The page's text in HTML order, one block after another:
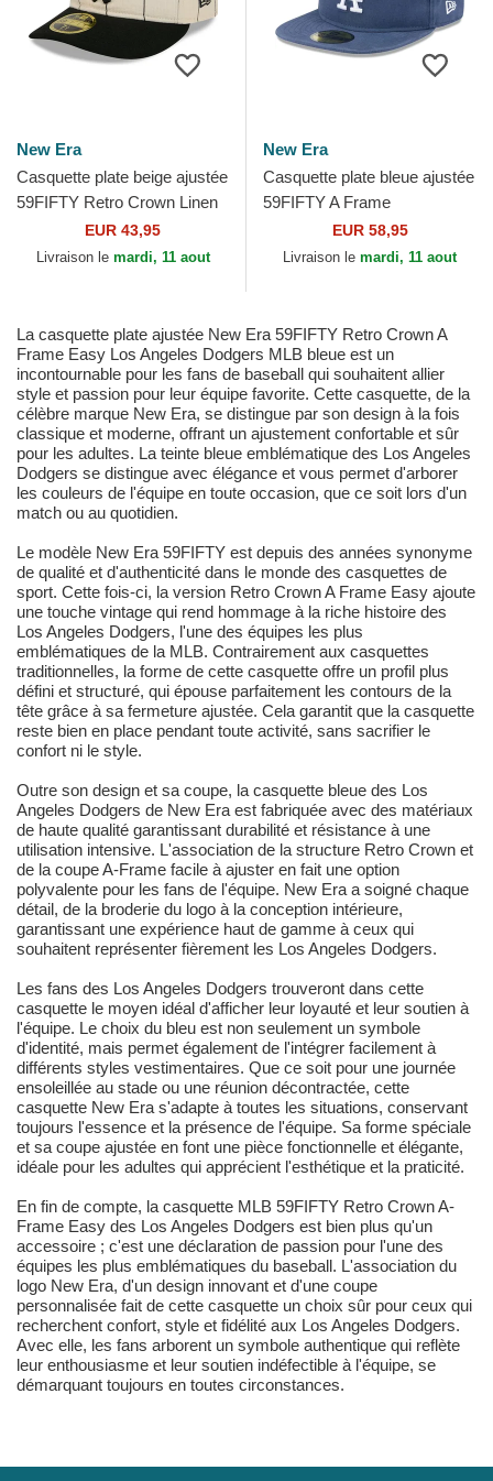
New Era
Casquette plate beige ajustée
59FIFTY Retro Crown Linen
Chicago White Sox MLB
New Era
EUR 43,95
Livraison le mardi, 11 aout
New Era
Casquette plate bleue ajustée
59FIFTY A Frame
Championship Side Flag Los
Angeles Dodgers MLB New
EUR 58,95
Livraison le mardi, 11 aout
La casquette plate ajustée New Era 59FIFTY Retro Crown A
Frame Easy Los Angeles Dodgers MLB bleue est un
incontournable pour les fans de baseball qui souhaitent allier
style et passion pour leur équipe favorite. Cette casquette, de la
célèbre marque New Era, se distingue par son design à la fois
classique et moderne, offrant un ajustement confortable et sûr
pour les adultes. La teinte bleue emblématique des Los Angeles
Dodgers se distingue avec élégance et vous permet d'arborer
les couleurs de l'équipe en toute occasion, que ce soit lors d'un
match ou au quotidien.
Le modèle New Era 59FIFTY est depuis des années synonyme
de qualité et d'authenticité dans le monde des casquettes de
sport. Cette fois-ci, la version Retro Crown A Frame Easy ajoute
une touche vintage qui rend hommage à la riche histoire des
Los Angeles Dodgers, l'une des équipes les plus
emblématiques de la MLB. Contrairement aux casquettes
traditionnelles, la forme de cette casquette offre un profil plus
défini et structuré, qui épouse parfaitement les contours de la
tête grâce à sa fermeture ajustée. Cela garantit que la casquette
reste bien en place pendant toute activité, sans sacrifier le
confort ni le style.
Outre son design et sa coupe, la casquette bleue des Los
Angeles Dodgers de New Era est fabriquée avec des matériaux
de haute qualité garantissant durabilité et résistance à une
utilisation intensive. L'association de la structure Retro Crown et
de la coupe A-Frame facile à ajuster en fait une option
polyvalente pour les fans de l'équipe. New Era a soigné chaque
détail, de la broderie du logo à la conception intérieure,
garantissant une expérience haut de gamme à ceux qui
souhaitent représenter fièrement les Los Angeles Dodgers.
Les fans des Los Angeles Dodgers trouveront dans cette
casquette le moyen idéal d'afficher leur loyauté et leur soutien à
l'équipe. Le choix du bleu est non seulement un symbole
d'identité, mais permet également de l'intégrer facilement à
différents styles vestimentaires. Que ce soit pour une journée
ensoleillée au stade ou une réunion décontractée, cette
casquette New Era s'adapte à toutes les situations, conservant
toujours l'essence et la présence de l'équipe. Sa forme spéciale
et sa coupe ajustée en font une pièce fonctionnelle et élégante,
idéale pour les adultes qui apprécient l'esthétique et la praticité.
En fin de compte, la casquette MLB 59FIFTY Retro Crown A-
Frame Easy des Los Angeles Dodgers est bien plus qu'un
accessoire ; c'est une déclaration de passion pour l'une des
équipes les plus emblématiques du baseball. L'association du
logo New Era, d'un design innovant et d'une coupe
personnalisée fait de cette casquette un choix sûr pour ceux qui
recherchent confort, style et fidélité aux Los Angeles Dodgers.
Avec elle, les fans arborent un symbole authentique qui reflète
leur enthousiasme et leur soutien indéfectible à l'équipe, se
démarquant toujours en toutes circonstances.